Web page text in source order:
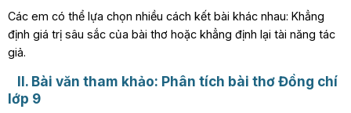
Các em có thể lựa chọn nhiều cách kết bài khác nhau: Khẳng
định giá trị sâu sắc của bài thơ hoặc khẳng định lại tài năng tác
giả.
II. Bài văn tham khảo: Phân tích bài thơ Đồng chí
lớp 9